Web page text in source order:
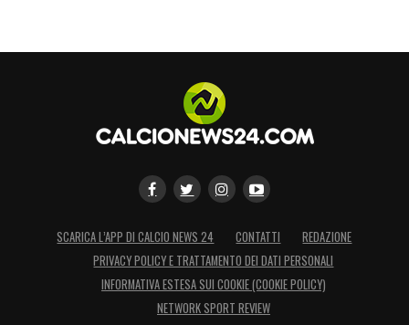
SCARICA L’APP DI CALCIO NEWS 24 CONTATTI
REDAZIONE
PRIVACY POLICY E TRATTAMENTO DEI DATI PERSONALI
INFORMATIVA ESTESA SUI COOKIE (COOKIE POLICY)
NETWORK SPORT REVIEW